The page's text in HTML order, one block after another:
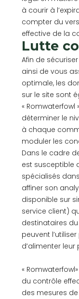
à courir à
compter du
effective de la
Lutte
Afin de
ainsi de vous
optimale, les
sur le site sont
« Romwaterfowl
déterminer le
à chaque
moduler les
Dans le cadre
est susceptible
spécialisés
affiner son
disponible sur
service client)
destinataires
peuvent
d’alimenter leur
«
du contrôle
des mesures